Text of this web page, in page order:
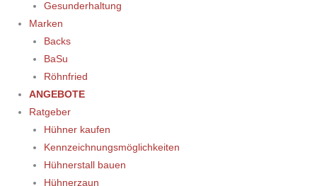
Gesunderhaltung
Marken
Backs
BaSu
Röhnfried
ANGEBOTE
Ratgeber
Hühner kaufen
Kennzeichnungsmöglichkeiten
Hühnerstall bauen
Hühnerzaun